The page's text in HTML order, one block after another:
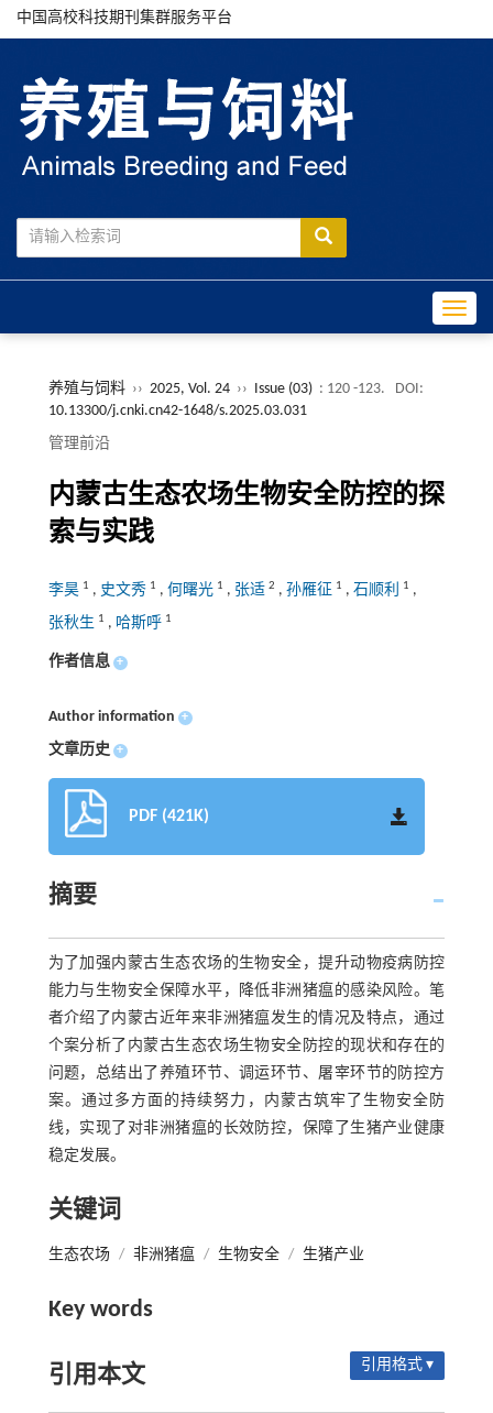
中国高校科技期刊集群服务平台
养殖与饲料 ›› 2025, Vol. 24 ›› Issue (03) : 120 -123.
DOI:
10.13300/j.cnki.cn42-1648/s.2025.03.031
管理前沿
内蒙古生态农场生物安全防控的探
索与实践
李昊 1 , 史文秀 1 , 何曙光 1 , 张适 2 , 孙雁征 1 , 石顺利 1 ,
张秋生 1 , 哈斯呼 1
作者信息 +
Author information +
文章历史 +
PDF (421K)
摘要
为了加强内蒙古生态农场的生物安全，提升动物疫病防控
能力与生物安全保障水平，降低非洲猪瘟的感染风险。笔
者介绍了内蒙古近年来非洲猪瘟发生的情况及特点，通过
个案分析了内蒙古生态农场生物安全防控的现状和存在的
问题，总结出了养殖环节、调运环节、屠宰环节的防控方
案。通过多方面的持续努力，内蒙古筑牢了生物安全防
线，实现了对非洲猪瘟的长效防控，保障了生猪产业健康
稳定发展。
关键词
生态农场 / 非洲猪瘟 / 生物安全 / 生猪产业
Key words
引用本文 引用格式 ▾